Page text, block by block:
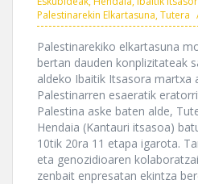
Palestinarekin Elkartasuna,Tutera
Palestinarekiko elkartasuna
bertan dauden konplizitateak
aldeko Ibaitik Itsasora martxa
Palestinarren esaeratik
Palestina aske baten alde,
Hendaia (Kantauri itsasoa)
10tik 20ra 11 etapa igarota.
eta genozidioaren
zenbait enpresatan ekintza